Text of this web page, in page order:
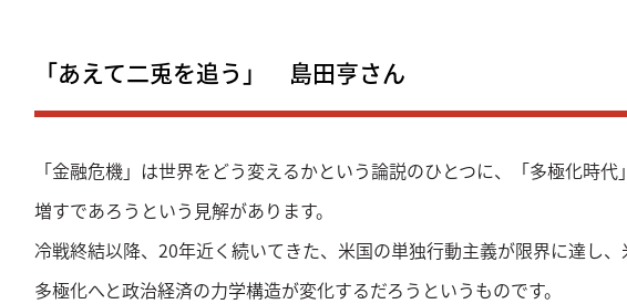
「あえて二兎を追う」 島田亨さん
「金融危機」は世界をどう変えるかという論説のひとつに、「多極化時
増すであろうという見解があります。
冷戦終結以降、20年近く続いてきた、米国の単独行動主義が限界に達し
多極化へと政治経済の力学構造が変化するだろうというものです。